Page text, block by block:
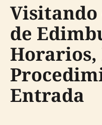
de
Horarios,
Entrada